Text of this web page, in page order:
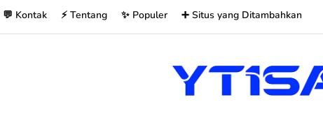
💬 Kontak ⚡ Tentang ✨ Populer ➕ Situs yang Ditambahkan